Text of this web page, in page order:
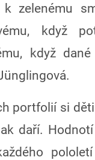
k zelenému
když
když
portfolií si
daří.